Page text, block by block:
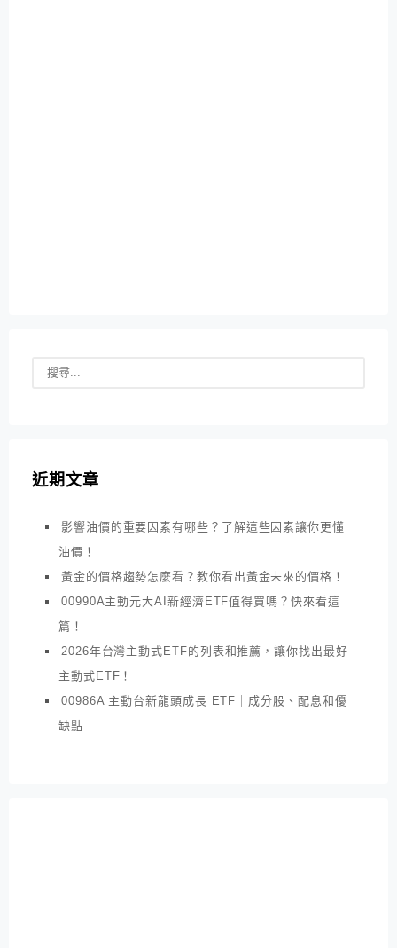
近期文章
影響油價的重要因素有哪些？了解這些因素讓你更懂
油價！
黃金的價格趨勢怎麼看？教你看出黃金未來的價格！
00990A主動元大AI新經濟ETF值得買嗎？快來看這
篇！
2026年台灣主動式ETF的列表和推薦，讓你找出最好
主動式ETF！
00986A 主動台新龍頭成長 ETF｜成分股、配息和優
缺點